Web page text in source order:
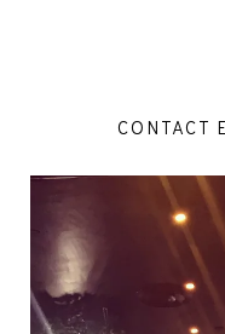
CONTACT